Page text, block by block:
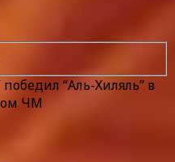
“Аль-Хиляль” в
ЧМ